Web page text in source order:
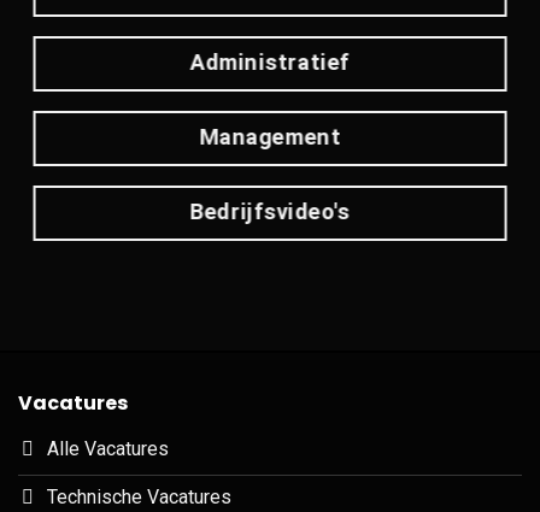
Administratief
Management
Bedrijfsvideo's
Vacatures
Alle Vacatures
Technische Vacatures